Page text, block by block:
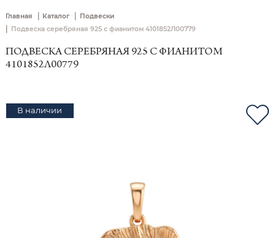
Главная | Каталог | Подвески
| Подвеска серебряная 925 с фианитом 4101852Л00779
ПОДВЕСКА СЕРЕБРЯНАЯ 925 С ФИАНИТОМ
4101852Л00779
В наличии